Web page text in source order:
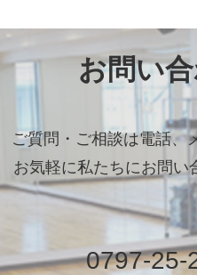
お問い
ご質問・ご相談は電話、
お気軽に私たちにお問い
0797-25-